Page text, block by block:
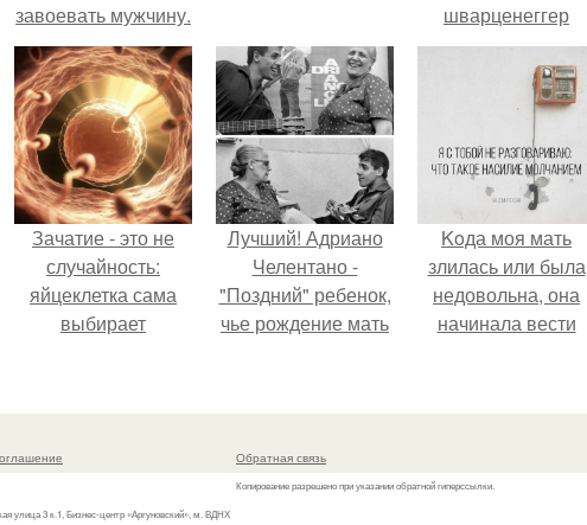
завоевать мужчину.
шварценеггер
женился на
племяннице
Кеннеди.
Зачатие - это не
случайность:
яйцеклетка сама
выбирает
Лучший! Адриано
Челентано -
"Поздний" ребенок,
чье рождение мать
Koда моя мать
злилась или была
недовольна, она
начинала вести
улица 3 к.1, Бизнес-центр «Аргуновский», м. ВДНХ
Обратная связь
Копирование разрешено при указании обратной гиперссылки.